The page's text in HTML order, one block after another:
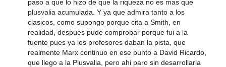
paso a que lo hizo de que la riqueza no es mas que
plusvalia acumulada. Y ya que admira tanto a los
clasicos, como supongo porque cita a Smith, en
realidad, despues pude comprobar porque fui a la
fuente pues ya los profesores daban la pista, que
realmente Marx continuo en ese punto a David Ricardo,
que llego a la Plusvalia, pero ahi paro sin desarrollarla